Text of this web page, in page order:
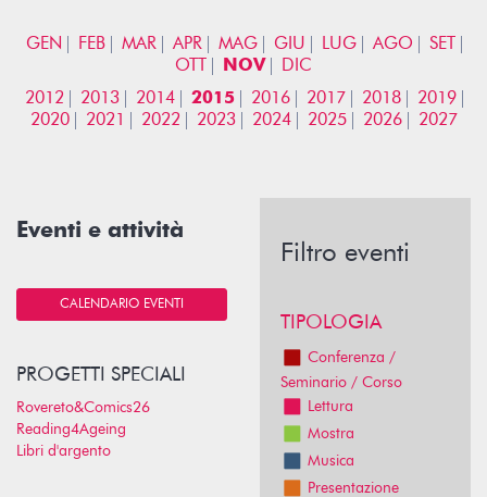
GEN FEB MAR APR MAG GIU LUG AGO
SET
OTT
NOV
DIC
2012
2013 2014 2015 2016 2017 2018
2019
2020
2021 2022 2023 2024 2025 2026 2027
Eventi e attività
CALENDARIO EVENTI
PROGETTI SPECIALI
Rovereto&Comics26
Reading4Ageing
Libri d'argento
Filtro eventi
TIPOLOGIA
Conferenza /
Seminario / Corso
Lettura
Mostra
Musica
Presentazione